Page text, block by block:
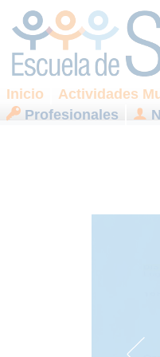
Inicio Actividades
Profesionales